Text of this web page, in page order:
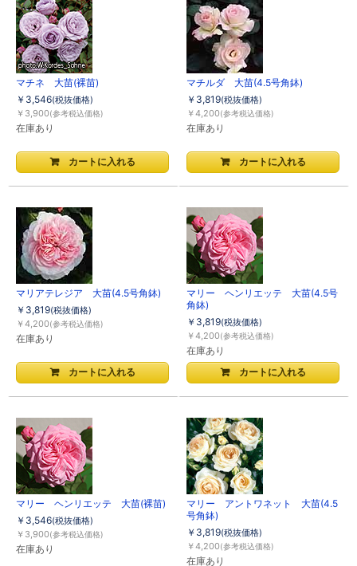
マチネ 大苗(裸苗)
￥3,546(税抜価格)
￥3,900(参考税込価格)
在庫あり
マチルダ 大苗(4.5号角鉢)
￥3,819(税抜価格)
￥4,200(参考税込価格)
在庫あり
マリアテレジア 大苗(4.5号角鉢)
￥3,819(税抜価格)
￥4,200(参考税込価格)
在庫あり
マリー ヘンリエッテ 大苗(4.5号
角鉢)
￥3,819(税抜価格)
￥4,200(参考税込価格)
在庫あり
マリー ヘンリエッテ 大苗(裸苗)
￥3,546(税抜価格)
￥3,900(参考税込価格)
在庫あり
マリー アントワネット 大苗(4.5
号角鉢)
￥3,819(税抜価格)
￥4,200(参考税込価格)
在庫あり